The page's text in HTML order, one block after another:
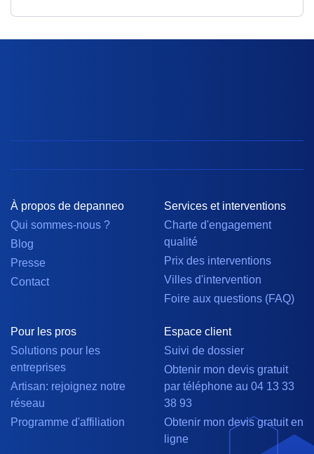
À propos de depanneo
Qui sommes-nous ?
Blog
Presse
Contact
Services et interventions
Charte d'engagement
qualité
Prix des interventions
Villes d'intervention
Foire aux questions (FAQ)
Pour les pros
Solutions pour les
entreprises
Artisan: rejoignez notre
réseau
Programme d'affiliation
Espace client
Suivi de dossier
Obtenir mon devis gratuit
par téléphone au 04 13 33
38 93
Obtenir mon devis gratuit en
ligne